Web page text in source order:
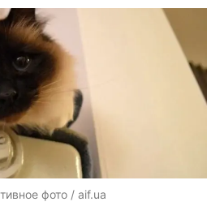
фото / aif.ua